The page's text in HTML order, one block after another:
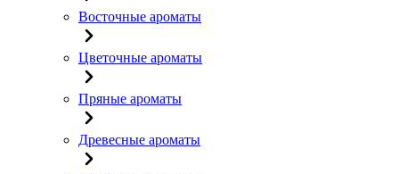
Восточные ароматы
Цветочные ароматы
Пряные ароматы
Древесные ароматы